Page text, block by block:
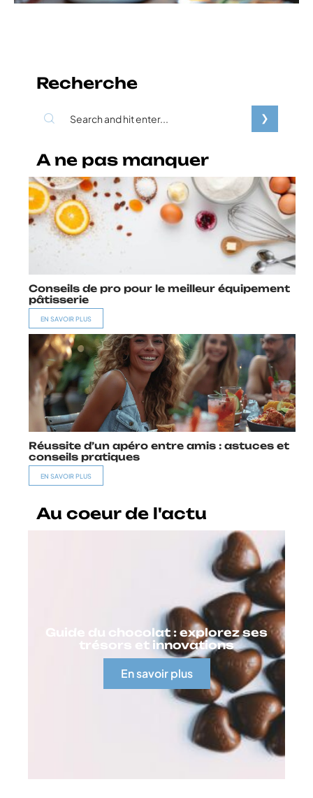
Recherche
A ne pas manquer
Conseils de pro pour le meilleur équipement
pâtisserie
EN SAVOIR PLUS
Réussite d’un apéro entre amis : astuces et
conseils pratiques
EN SAVOIR PLUS
Au coeur de l'actu
Guide du chocolat : explorez ses
trésors et innovations
En savoir plus